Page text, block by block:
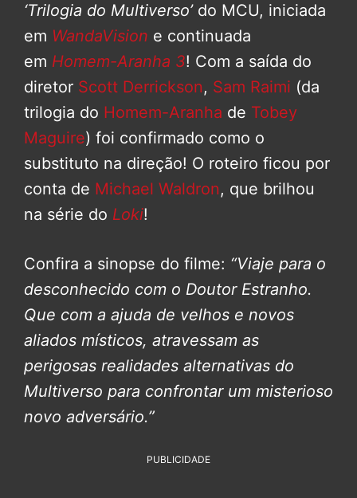
‘Trilogia do Multiverso’do MCU, iniciada
em WandaVision e continuada
em Homem-Aranha 3! Com a saída do
diretor Scott Derrickson, Sam Raimi (da
trilogia do Homem-Aranha de Tobey
Maguire) foi confirmado como o
substituto na direção! O roteiro ficou por
conta de Michael Waldron, que brilhou
na série do Loki!
Confira a sinopse do filme: “Viaje para o
desconhecido com o Doutor Estranho.
Que com a ajuda de velhos e novos
aliados místicos, atravessam as
perigosas realidades alternativas do
Multiverso para confrontar um misterioso
novo adversário.”
PUBLICIDADE